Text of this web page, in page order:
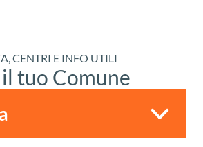
CENTRI E INFO UTILI
tuo Comune